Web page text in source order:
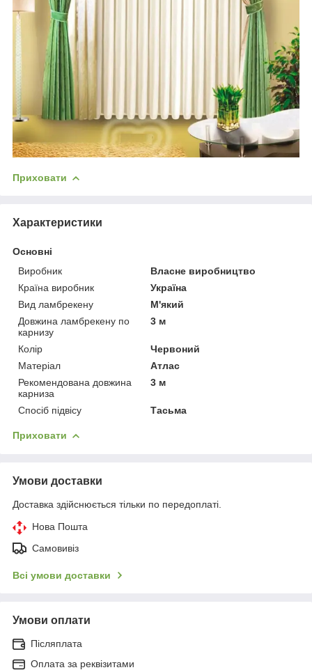
Приховати
Характеристики
Основні
Виробник
Власне виробництво
Країна виробник
Україна
Вид ламбрекену
М'який
Довжина ламбрекену по
карнизу
3 м
Колір
Червоний
Матеріал
Атлас
Рекомендована довжина
карниза
3 м
Спосіб підвісу Тасьма
Приховати
Умови доставки
Доставка здійснюється тільки по передоплаті.
Нова Пошта
Самовивіз
Всі умови доставки
Умови оплати
Післяплата
Оплата за реквізитами